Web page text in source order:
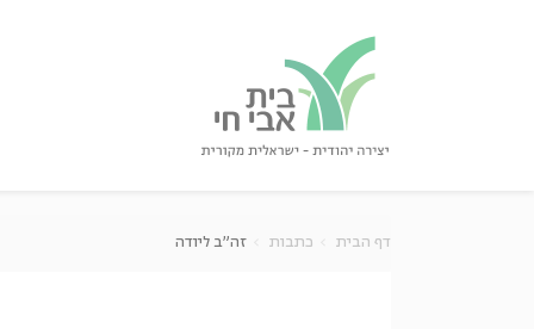
דף הבית כתבות זה"ב ליודה